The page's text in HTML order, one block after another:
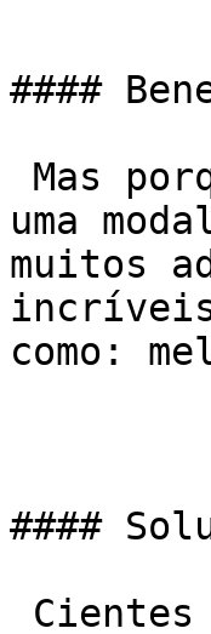
####
uma
muitos
como:
####